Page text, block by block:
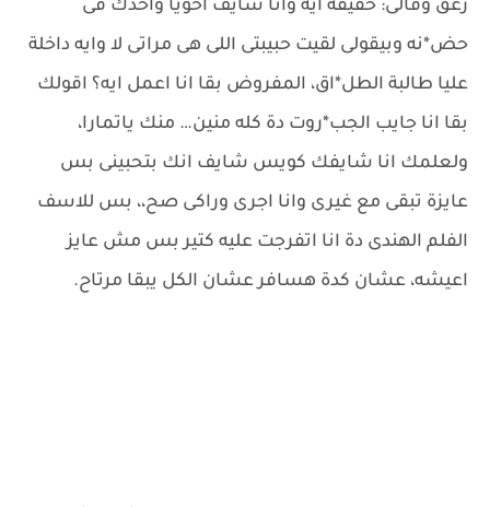
زعق وقالى: حقيقة ايه وانا شايف اخويا واخدك فى
حض*نه وبيقولى لقيت حبيبتى اللى هى مراتى لا وايه داخلة
عليا طالبة الطل*اق، المفروض بقا انا اعمل ايه؟ اقولك
بقا انا جايب الجب*روت دة كله منين… منك ياتمارا،
ولعلمك انا شايفك كويس شايف انك بتحبينى بس
عايزة تبقى مع غيرى وانا اجرى وراكى صح،، بس للاسف
الفلم الهندى دة انا اتفرجت عليه كتير بس مش عايز
اعيشه، عشان كدة هسافر عشان الكل يبقا مرتاح.